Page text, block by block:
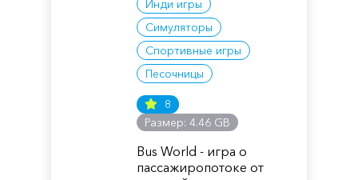
Инди игры
Симуляторы
Спортивные игры
Песочницы
8
Размер: 4.46 GB
Bus World - игра о
пассажиропотоке от